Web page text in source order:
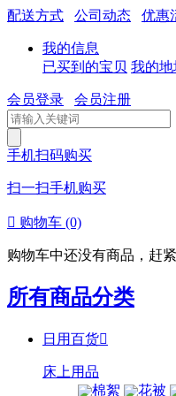
配送方式 公司动态 优惠
我的信息
已买到的宝贝 我的
会员登录 会员注册
手机扫码购买
扫一扫手机购买
 购物车 (0)
购物车中还没有商品，赶紧
所有商品分类
日用百货
床上用品
棉絮
花被